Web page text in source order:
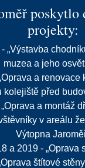
poskytlo
projekty:
„Výstavba
muzea a jeho
a renovace
kolejiště před
a montáž
v areálu
Výtopna
a 2019 - „Oprava
štítové